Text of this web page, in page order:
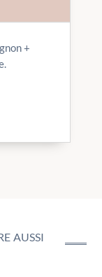
+
aussi